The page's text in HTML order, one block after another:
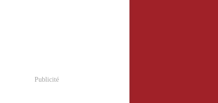
Publicité